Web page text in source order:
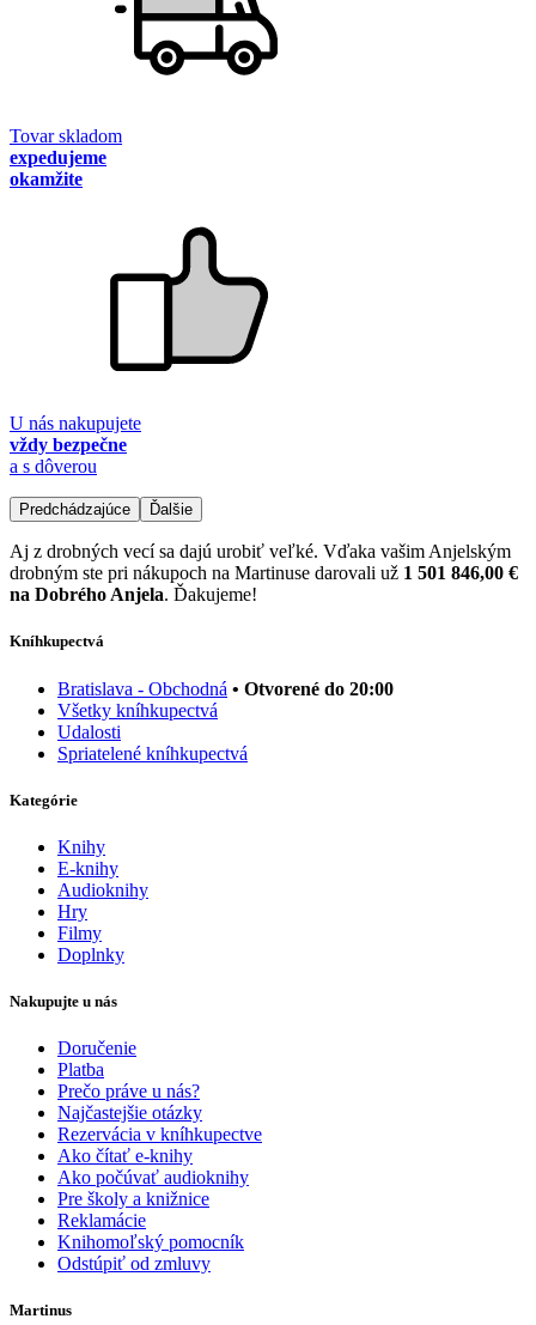
Tovar skladom
expedujeme
okamžite
U nás nakupujete
vždy bezpečne
a s dôverou
Predchádzajúce Ďalšie
Aj z drobných vecí sa dajú urobiť veľké. Vďaka vašim Anjelským
drobným ste pri nákupoch na Martinuse darovali už 1 501 846,00 €
na Dobrého Anjela. Ďakujeme!
Kníhkupectvá
Bratislava - Obchodná • Otvorené do 20:00
Všetky kníhkupectvá
Udalosti
Spriatelené kníhkupectvá
Kategórie
Knihy
E-knihy
Audioknihy
Hry
Filmy
Doplnky
Nakupujte u nás
Doručenie
Platba
Prečo práve u nás?
Najčastejšie otázky
Rezervácia v kníhkupectve
Ako čítať e-knihy
Ako počúvať audioknihy
Pre školy a knižnice
Reklamácie
Knihomoľský pomocník
Odstúpiť od zmluvy
Martinus